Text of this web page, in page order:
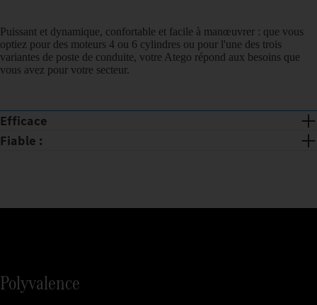
Puissant et dynamique, confortable et facile à manœuvrer : que vous
optiez pour des moteurs 4 ou 6 cylindres ou pour l'une des trois
variantes de poste de conduite, votre Atego répond aux besoins que
vous avez pour votre secteur.
Efficace
Fiable :
Polyvalence